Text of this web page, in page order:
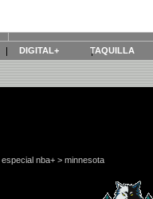
DIGITAL+ TAQUILLA
especial nba+ > minnesota